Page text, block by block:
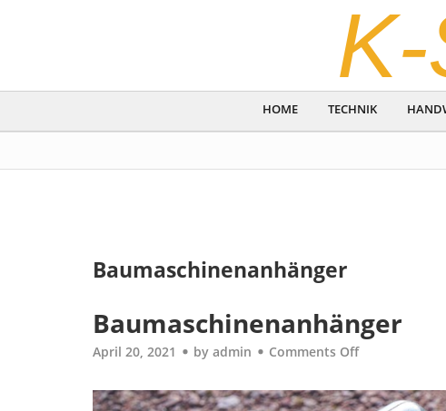
HOME TECHNIK
Baumaschinenanhänger
Baumaschinenanhänger
April 20, 2021 by admin Comments Off